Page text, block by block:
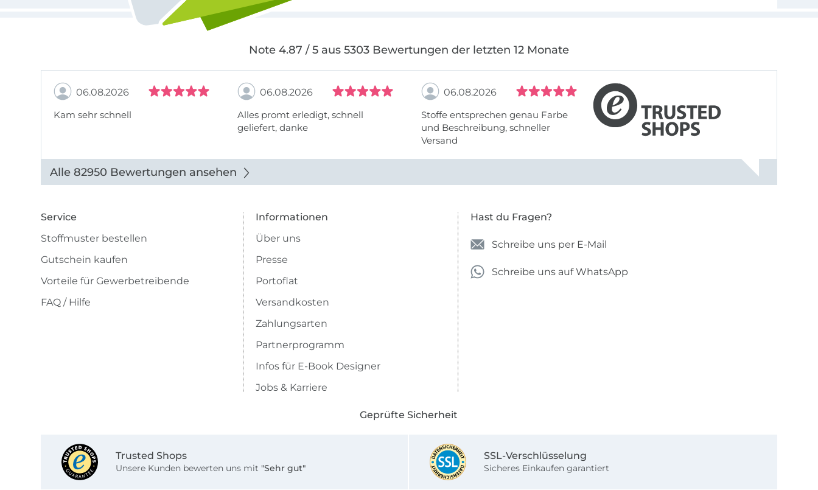
Note 4.87 / 5 aus 5303 Bewertungen der letzten 12 Monate
06.08.2026
Kam sehr schnell
06.08.2026
Alles promt erledigt, schnell
geliefert, danke
06.08.2026
Stoffe entsprechen genau Farbe
und Beschreibung, schneller
Versand
Alle 82950 Bewertungen ansehen
Service
Stoffmuster bestellen
Gutschein kaufen
Vorteile für Gewerbetreibende
FAQ / Hilfe
Informationen
Über uns
Presse
Portoflat
Versandkosten
Zahlungsarten
Partnerprogramm
Infos für E-Book Designer
Jobs & Karriere
Hast du Fragen?
Schreibe uns per E-Mail
Schreibe uns auf WhatsApp
Geprüfte Sicherheit
Trusted Shops
Unsere Kunden bewerten uns mit "Sehr gut"
SSL-Verschlüsselung
Sicheres Einkaufen garantiert